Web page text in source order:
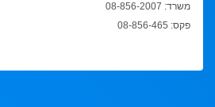
משרד: 08-856-2007
פקס: 08-856-465